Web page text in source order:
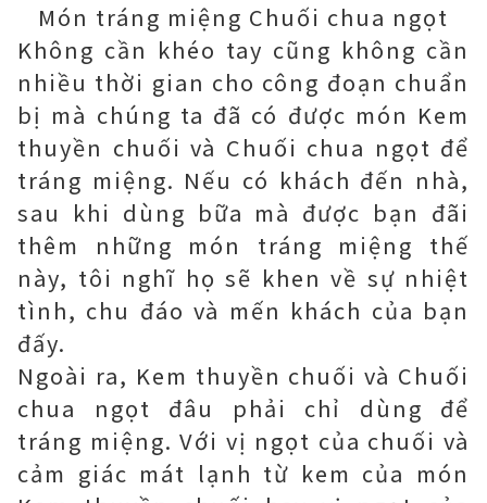
Món tráng miệng Chuối chua ngọt
Không cần khéo tay cũng không cần
nhiều thời gian cho công đoạn chuẩn
bị mà chúng ta đã có được món Kem
thuyền chuối và Chuối chua ngọt để
tráng miệng. Nếu có khách đến nhà,
sau khi dùng bữa mà được bạn đãi
thêm những món tráng miệng thế
này, tôi nghĩ họ sẽ khen về sự nhiệt
tình, chu đáo và mến khách của bạn
đấy.
Ngoài ra, Kem thuyền chuối và Chuối
chua ngọt đâu phải chỉ dùng để
tráng miệng. Với vị ngọt của chuối và
cảm giác mát lạnh từ kem của món